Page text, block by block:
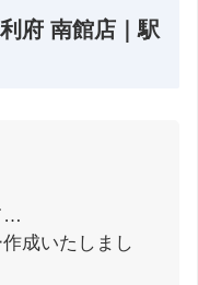
府 南館店｜駅
…
成いたしまし